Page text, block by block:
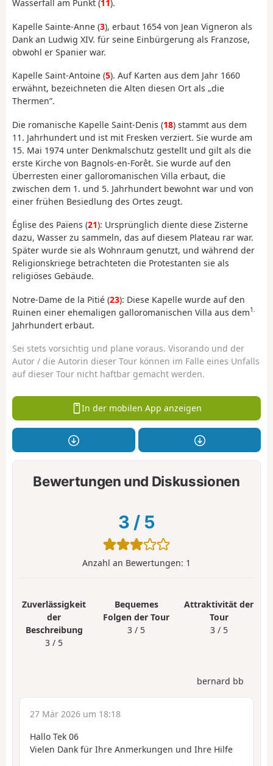
Wasserfall am Punkt (11 ).
Kapelle Sainte-Anne (3), erbaut 1654 von Jean Vigneron als
Dank an Ludwig XIV. für seine Einbürgerung als Franzose,
obwohl er Spanier war.
Kapelle Saint-Antoine (5). Auf Karten aus dem Jahr 1660
erwähnt, bezeichneten die Alten diesen Ort als „die
Thermen”.
Die romanische Kapelle Saint-Denis (18) stammt aus dem
11. Jahrhundert und ist mit Fresken verziert. Sie wurde am
15. Mai 1974 unter Denkmalschutz gestellt und gilt als die
erste Kirche von Bagnols-en-Forêt. Sie wurde auf den
Überresten einer galloromanischen Villa erbaut, die
zwischen dem 1. und 5. Jahrhundert bewohnt war und von
einer frühen Besiedlung des Ortes zeugt.
Église des Païens (21): Ursprünglich diente diese Zisterne
dazu, Wasser zu sammeln, das auf diesem Plateau rar war.
Später wurde sie als Wohnraum genutzt, und während der
Religionskriege betrachteten die Protestanten sie als
religiöses Gebäude.
Notre-Dame de la Pitié (23): Diese Kapelle wurde auf den
Ruinen einer ehemaligen galloromanischen Villa aus dem1.
Jahrhundert erbaut.
Sei stets vorsichtig und plane voraus. Visorando und der
Autor / die Autorin dieser Tour können im Falle eines Unfalls
auf dieser Tour nicht haftbar gemacht werden.
In der mobilen App anzeigen
Bewertungen und Diskussionen
3 / 5
Anzahl an Bewertungen: 1
Zuverlässigkeit
der
Beschreibung
3 / 5
Bequemes
Folgen der Tour
3 / 5
Attraktivität der
Tour
3 / 5
bernard bb
27 Mär 2026 um 18:18
Hallo Tek 06
Vielen Dank für Ihre Anmerkungen und Ihre Hilfe